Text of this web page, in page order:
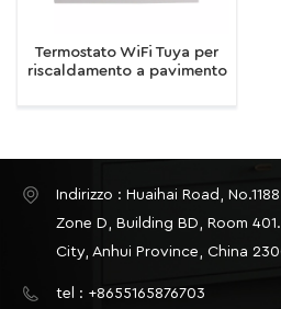
Termostato WiFi Tuya per
riscaldamento a pavimento
Indirizzo : Huaihai Road,
Zone D, Building BD, Room
City, Anhui Province, China
tel : +8655165876703